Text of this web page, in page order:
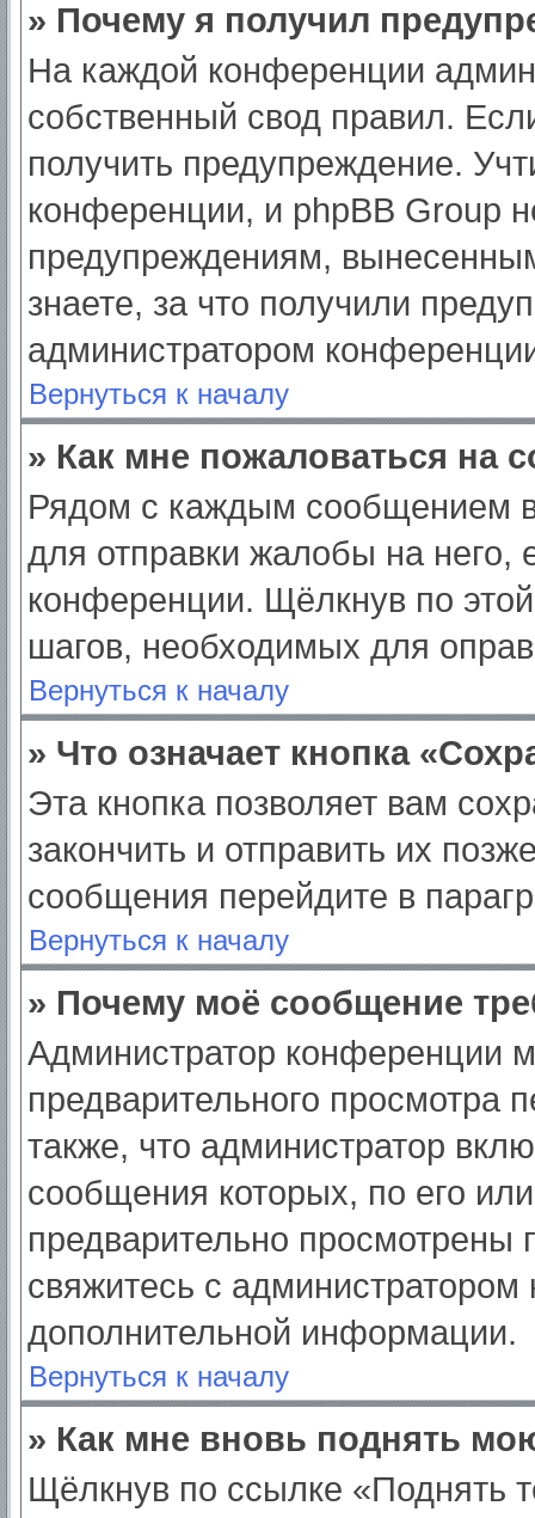
» Почему я получил
На каждой конференции
собственный свод правил.
получить предупреждение.
конференции, и phpBB Group
предупреждениям,
знаете, за что получили
администратором
Вернуться к началу
» Как мне пожаловаться на
Рядом с каждым сообщением
для отправки жалобы на него,
конференции. Щёлкнув по
шагов, необходимых для
Вернуться к началу
» Что означает кнопка
Эта кнопка позволяет вам
закончить и отправить их
сообщения перейдите в
Вернуться к началу
» Почему моё сообщение
Администратор конференции
предварительного просмотра
также, что администратор
сообщения которых, по его
предварительно просмотрены
свяжитесь с
дополнительной информации.
Вернуться к началу
» Как мне вновь поднять
Щёлкнув по ссылке «Поднять